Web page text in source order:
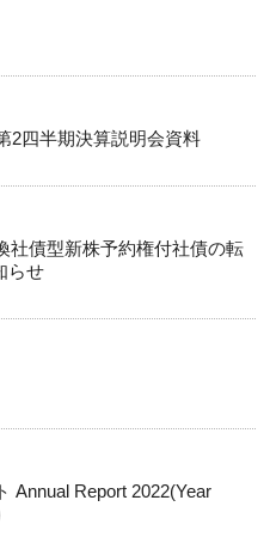
2四半期決算説明会資料
社債型新株予約権付社債の転
らせ
Annual Report 2022(Year